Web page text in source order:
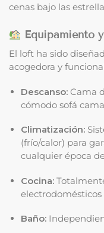
cenas bajo las
Equipamiento
El loft ha sido
acogedora y
Descanso: Cama
cómodo sofá
Climatización:
(frío/calor) para
cualquier época
Cocina:
Baño: